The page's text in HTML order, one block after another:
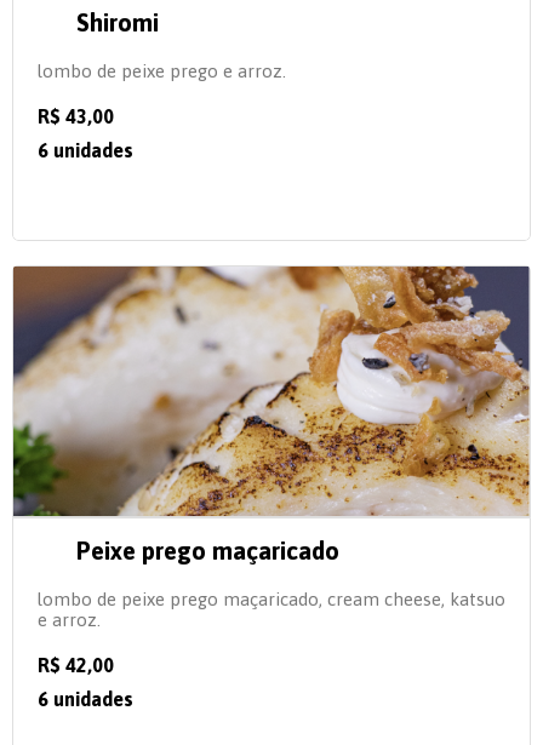
Shiromi
lombo de peixe prego e arroz.
R$ 43,00
6 unidades
Peixe prego maçaricado
lombo de peixe prego maçaricado, cream cheese, katsuo
e arroz.
R$ 42,00
6 unidades